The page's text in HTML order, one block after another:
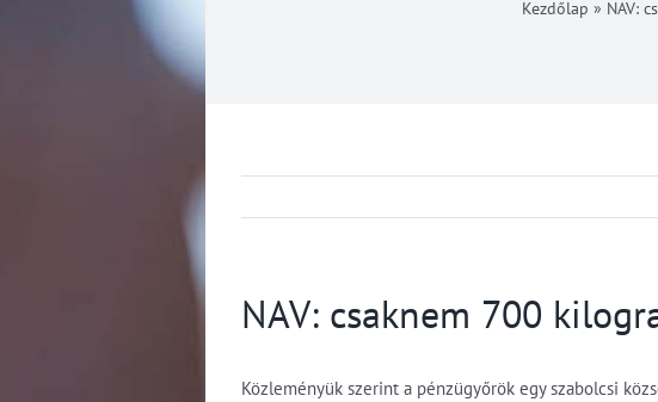
Kezdőlap » NAV:
NAV: csaknem 700
Közleményük szerint a pénzügyőrök egy szabolcsi